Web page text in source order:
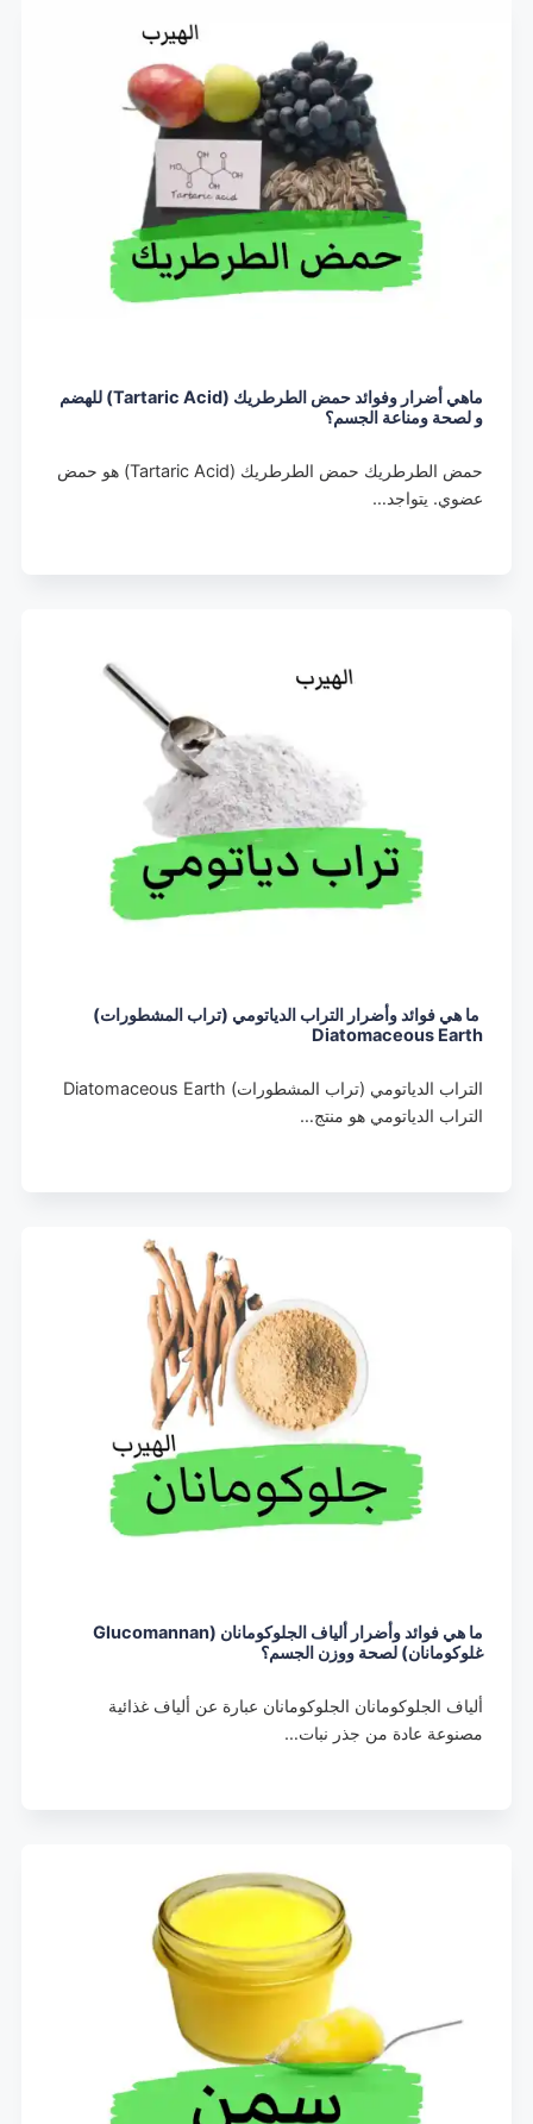
ماهي أضرار وفوائد حمض الطرطريك (Tartaric Acid) للهضم
و لصحة ومناعة الجسم؟
حمض الطرطريك حمض الطرطريك (Tartaric Acid) هو حمض
عضوي. يتواجد…
ما هي فوائد وأضرار التراب الدياتومي (تراب المشطورات)
Diatomaceous Earth
التراب الدياتومي (تراب المشطورات) Diatomaceous Earth
التراب الدياتومي هو منتج…
ما هي فوائد وأضرار ألياف الجلوكومانان (Glucomannan
غلوكومانان) لصحة ووزن الجسم؟
ألياف الجلوكومانان الجلوكومانان عبارة عن ألياف غذائية
مصنوعة عادة من جذر نبات…